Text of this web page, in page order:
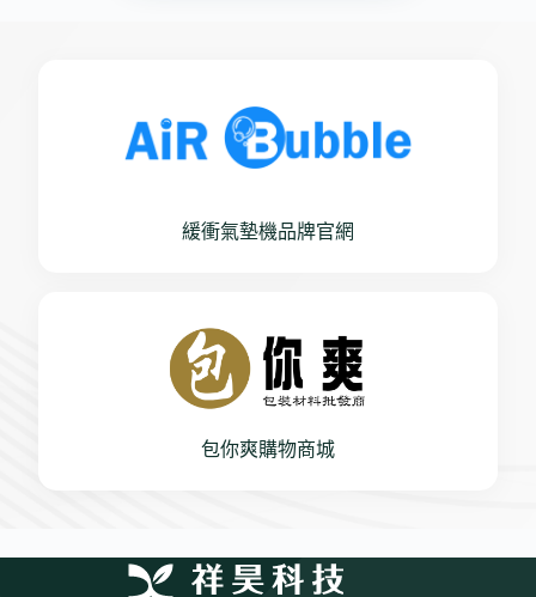
緩衝氣墊機品牌官網
包你爽購物商城